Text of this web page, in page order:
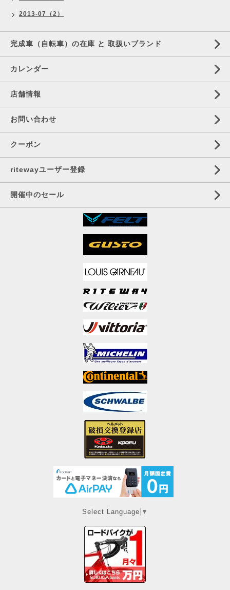
2013-07（2）
完成車（自転車）の在庫 と 取扱いブランド
カレンダー
店舗情報
お問い合わせ
クーポン
ritewayユーザー登録
開催中のセール
Select Language ▼